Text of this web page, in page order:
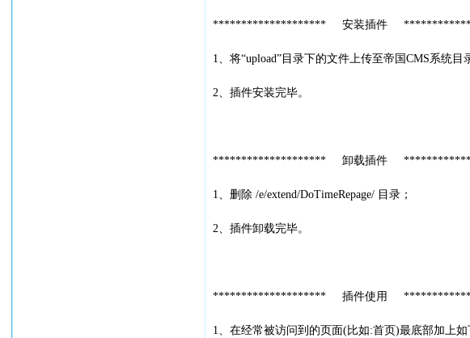
******************** 安装插件
1、将“upload”目录下的文件上传至帝国CMS系统目
2、插件安装完毕。
******************** 卸载插件
1、删除 /e/extend/DoTimeRepage/ 目录；
2、插件卸载完毕。
******************** 插件使用
1、在经常被访问到的页面(比如:首页)最底部加上